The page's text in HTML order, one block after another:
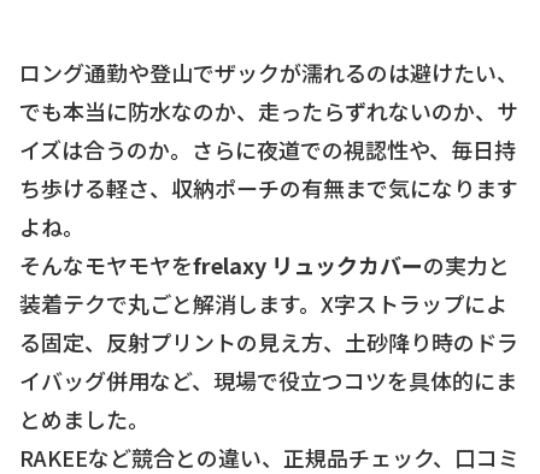
ロング通勤や登山でザックが濡れるのは避けたい、
でも本当に防水なのか、走ったらずれないのか、サ
イズは合うのか。さらに夜道での視認性や、毎日持
ち歩ける軽さ、収納ポーチの有無まで気になります
よね。
そんなモヤモヤをfrelaxy リュックカバーの実力と
装着テクで丸ごと解消します。X字ストラップによ
る固定、反射プリントの見え方、土砂降り時のドラ
イバッグ併用など、現場で役立つコツを具体的にま
とめました。
RAKEEなど競合との違い、正規品チェック、口コミ